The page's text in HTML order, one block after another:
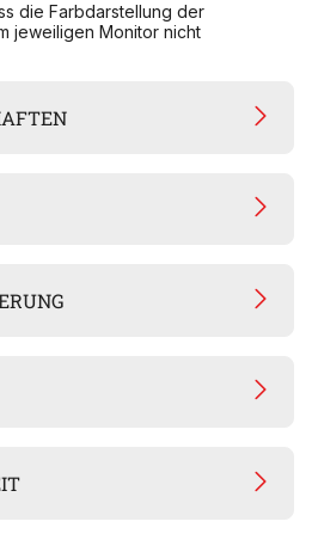
die Farbdarstellung der
jeweiligen Monitor nicht